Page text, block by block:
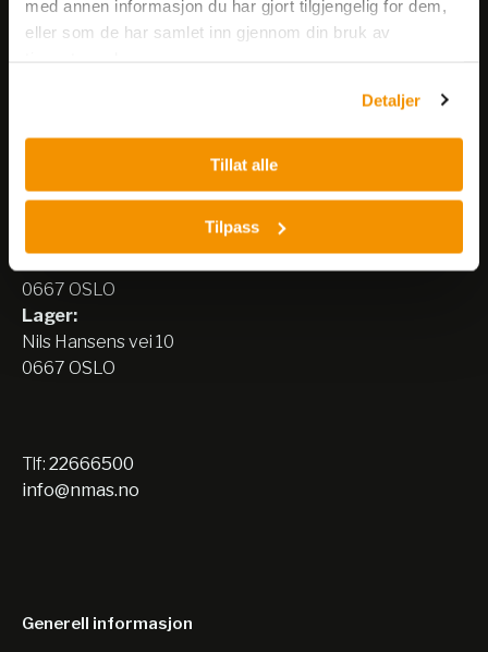
med annen informasjon du har gjort tilgjengelig for dem,
eller som de har samlet inn gjennom din bruk av
Detaljer
Tillat alle
Tilpass
Nerliens Meszansky AS
0667 OSLO
Lager:
Nils Hansens vei 10
0667 OSLO
Tlf: 22666500
info@nmas.no
Generell informasjon